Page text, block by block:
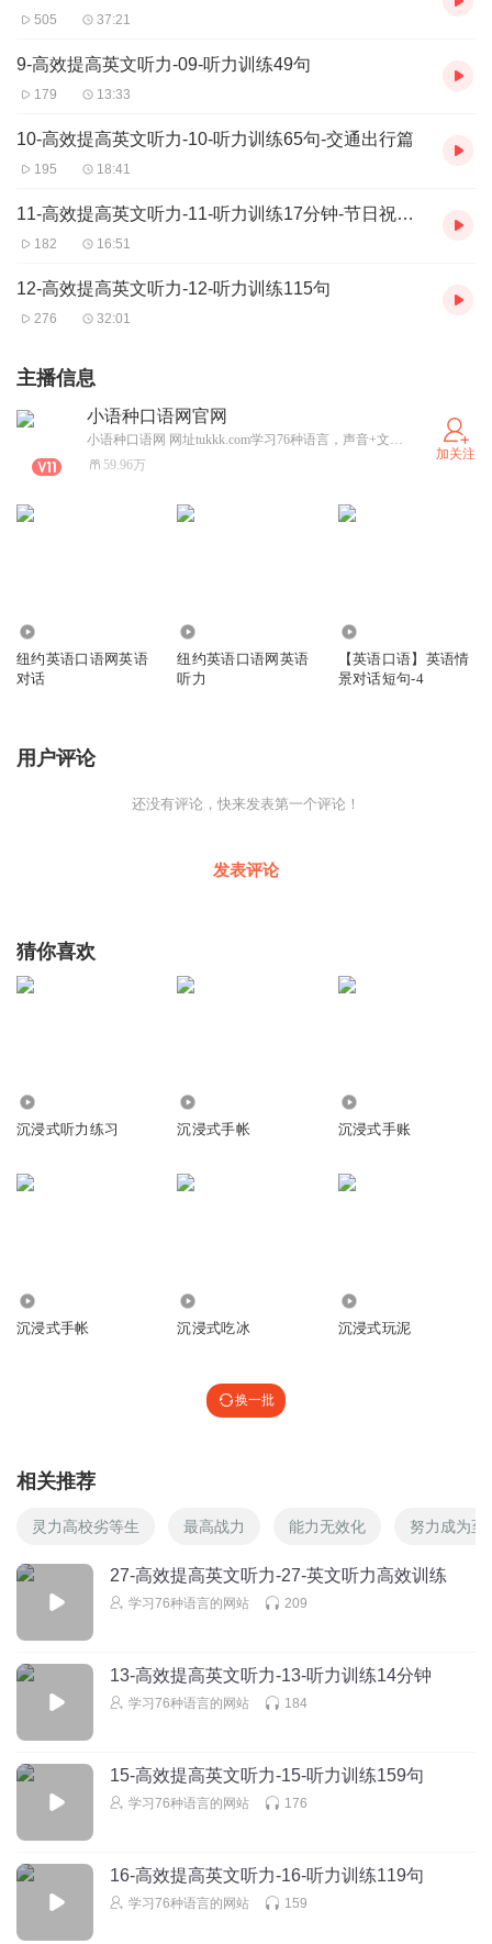
505 37:21
9-高效提高英文听力-09-听力训练49句
179 13:33
10-高效提高英文听力-10-听力训练65句-交通出行篇
195 18:41
11-高效提高英文听力-11-听力训练17分钟-节日祝福篇
182 16:51
12-高效提高英文听力-12-听力训练115句
276 32:01
主播信息
小语种口语网官网
小语种口语网 网址tukkk.com学习76种语言，声音+文本，每个句子都伴有音频，欧洲语言 亚洲语言，非洲语言。纽约英语口语网 网址ny-yy.com 由美国播音员朗读。每个句子都伴有音频。请联系我孙强
59.96万
加关注
纽约英语口语网英语
对话
纽约英语口语网英语
听力
【英语口语】英语情
景对话短句-4
用户评论
还没有评论，快来发表第一个评论！
发表评论
猜你喜欢
沉浸式听力练习 沉浸式手帐 沉浸式手账
沉浸式手帐 沉浸式吃冰 沉浸式玩泥
换一批
相关推荐
灵力高校劣等生 最高战力 能力无效化 努力成为至
27-高效提高英文听力-27-英文听力高效训练
学习76种语言的网站 209
13-高效提高英文听力-13-听力训练14分钟
学习76种语言的网站 184
15-高效提高英文听力-15-听力训练159句
学习76种语言的网站 176
16-高效提高英文听力-16-听力训练119句
学习76种语言的网站 159